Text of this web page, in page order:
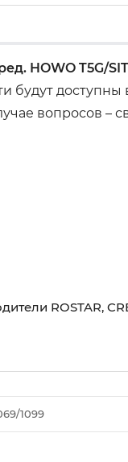
HOWO T5G/
будут
вопросов –
ROSTAR,
1099